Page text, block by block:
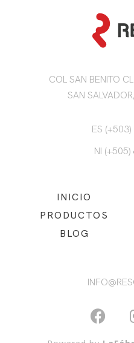
COL SAN BENITO
SAN
ES
NI
INICIO
PRODUCTOS
BLOG